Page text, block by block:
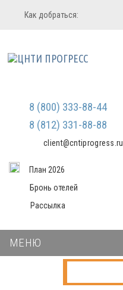
Регистрация
Мы не передаем ваши данные
третьим лицам и не рассылаем
Вход в систему
Как добраться:
8 (800) 333-88-44
8 (812) 331-88-88
client@cntiprogress.ru
План 2026
Бронь отелей
Рассылка
МЕНЮ